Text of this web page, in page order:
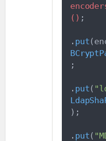
( ) ;
. put(
;
. put( "
) ;
. put( "